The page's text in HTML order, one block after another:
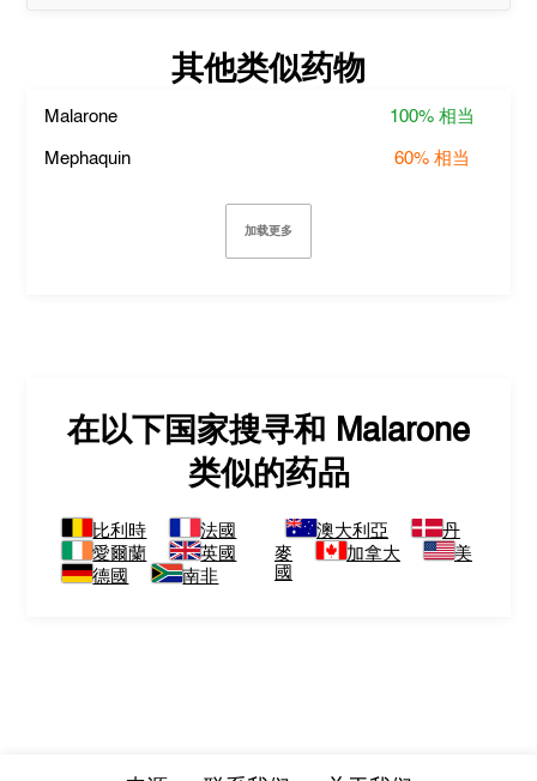
其他类似药物
Malarone 100% 相当
Mephaquin 60% 相当
加载更多
在以下国家搜寻和
Malarone
类似的药品
比利時
法國
愛爾蘭
英國
德國
南非
澳大利亞
丹
麥
加拿大
美
國